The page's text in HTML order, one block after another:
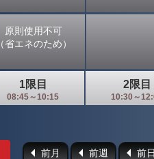
原則使用不可
（省エネのため）
1限目
08:45～10:15
2限目
10:30～
前月 前週 前